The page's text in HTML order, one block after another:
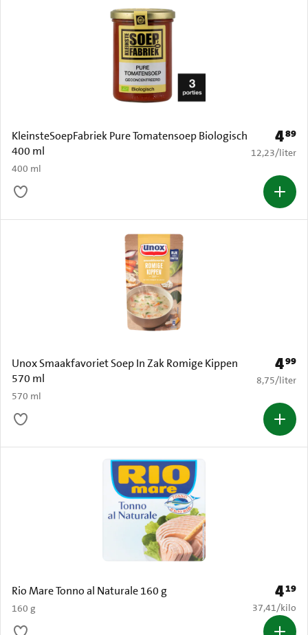
KleinsteSoepFabriek Pure Tomatensoep Biologisch
400 ml
400 ml
Prijs:
489
€ 12,23 per
12,23/liter
Unox Smaakfavoriet Soep In Zak Romige Kippen
570 ml
570 ml
Prijs:
499
€ 8,75 per
8,75/liter
Rio Mare Tonno al Naturale 160 g
160 g
Prijs:
419
€ 37,41 per
37,41/kilo